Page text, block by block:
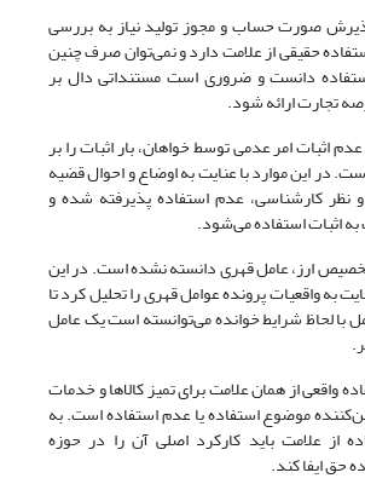
صورت حساب و مجوز تولید نیاز به بررسی
حقیقی از علامت دارد و نمی‌توان صرف چنین
دانست و ضروری است مستنداتی دال بر
تجارت ارائه شود.
اثبات امر عدمی توسط خواهان، بار اثبات را بر
در این موارد با عنایت به اوضاع و احوال قضیه
نظر کارشناسی، عدم استفاده پذیرفته شده و
به اثبات استفاده می‌شود.
ارز، عامل قهری دانسته نشده است. در این
به واقعیات پرونده عوامل قهری را تحلیل کرد تا
لحاظ شرایط خوانده می‌توانسته است یک عامل
واقعی از همان علامت برای تمیز کالاها و خدمات
موضوع استفاده یا عدم استفاده است. به
از علامت باید کارکرد اصلی آن را در حوزه
حق ایفا کند.